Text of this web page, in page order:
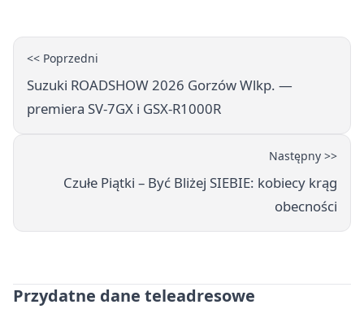
<< Poprzedni
Suzuki ROADSHOW 2026 Gorzów Wlkp. —
premiera SV-7GX i GSX‑R1000R
Następny >>
Czułe Piątki – Być Bliżej SIEBIE: kobiecy krąg
obecności
Przydatne dane teleadresowe